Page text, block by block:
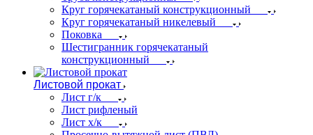
Круг горячекатаный конструкционный
Круг горячекатаный никелевый
Поковка
Шестигранник горячекатаный
конструкционный
Листовой прокат
Лист г/к
Лист рифленый
Лист х/к